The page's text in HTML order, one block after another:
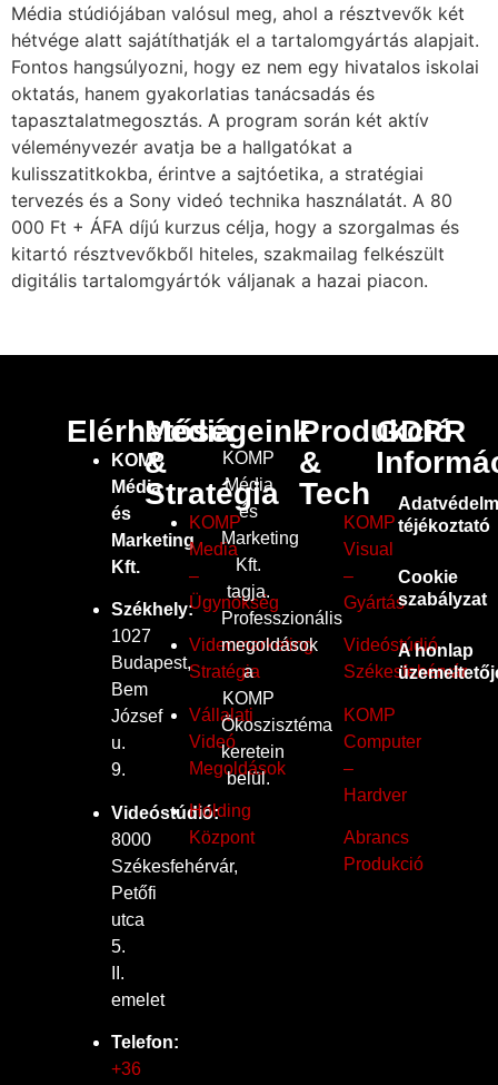
Média stúdiójában valósul meg, ahol a résztvevők két
hétvége alatt sajátíthatják el a tartalomgyártás alapjait.
Fontos hangsúlyozni, hogy ez nem egy hivatalos iskolai
oktatás, hanem gyakorlatias tanácsadás és
tapasztalatmegosztás. A program során két aktív
véleményvezér avatja be a hallgatókat a
kulisszatitkokba, érintve a sajtóetika, a stratégiai
tervezés és a Sony videó technika használatát. A 80
000 Ft + ÁFA díjú kurzus célja, hogy a szorgalmas és
kitartó résztvevőkből hiteles, szakmailag felkészült
digitális tartalomgyártók váljanak a hazai piacon.
Elérhetőségeink
KOMP
Média
és
Marketing
Kft.
Székhely:
1027
Budapest,
Bem
József
u.
9.
Videóstúdió:
8000
Székesfehérvár,
Petőfi
utca
5.
II.
emelet
Telefon:
+36
Média
&
Stratégia
KOMP
Media
–
Ügynökség
Videomarketing
Stratégia
Vállalati
Videó
Megoldások
Holding
Központ
KOMP
Média
és
Marketing
Kft.
tagja.
Professzionális
megoldások
a
KOMP
Ökoszisztéma
keretein
belül.
Produkció
&
Tech
KOMP
Visual
–
Gyártás
Videóstúdió
Székesfehérvár
KOMP
Computer
–
Hardver
Abrancs
Produkció
GDPR
téjékoztató
Cookie
szabályzat
A honlap